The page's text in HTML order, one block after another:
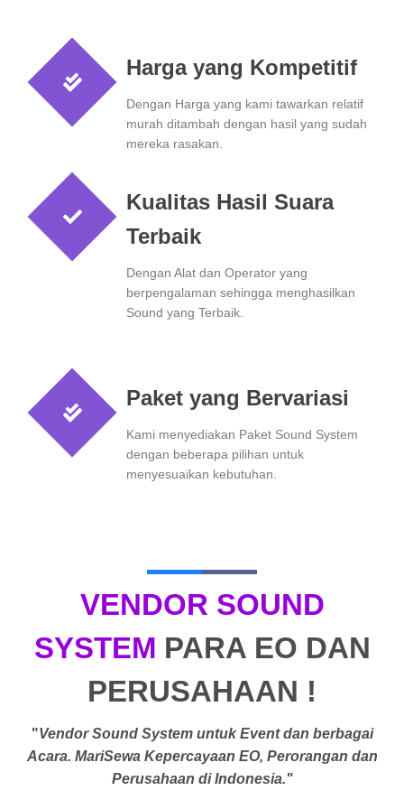
Harga yang Kompetitif
Dengan Harga yang kami tawarkan relatif
murah ditambah dengan hasil yang sudah
mereka rasakan.
Kualitas Hasil Suara
Terbaik
Dengan Alat dan Operator yang
berpengalaman sehingga menghasilkan
Sound yang Terbaik.
Paket yang Bervariasi
Kami menyediakan Paket Sound System
dengan beberapa pilihan untuk
menyesuaikan kebutuhan.
VENDOR SOUND
SYSTEM PARA EO DAN
PERUSAHAAN !
"Vendor Sound System untuk Event dan berbagai
Acara. MariSewa Kepercayaan EO, Perorangan dan
Perusahaan di Indonesia."